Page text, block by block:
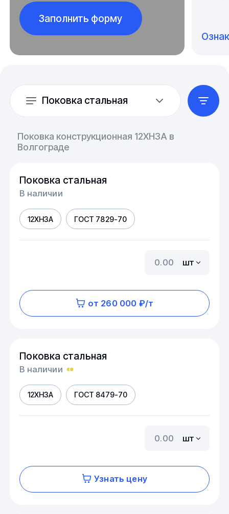
Заполнить форму
Поковка стальная
Поковка конструкционная 12ХН3А в
Волгограде
Поковка стальная
В наличии
12ХН3А ГОСТ 7829-70
шт
от 260 000 ₽/т
Поковка стальная
В наличии
12ХН3А ГОСТ 8479-70
шт
Узнать цену